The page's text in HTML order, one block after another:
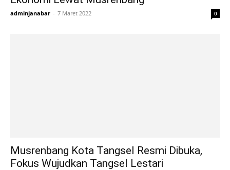
adminjanabar - 7 Maret 2022 0
Musrenbang Kota Tangsel Resmi Dibuka,
Fokus Wujudkan Tangsel Lestari